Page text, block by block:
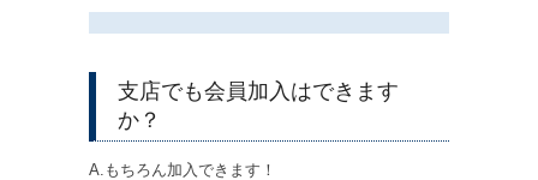
支店でも会員加入はできます
か？
A.もちろん加入できます！